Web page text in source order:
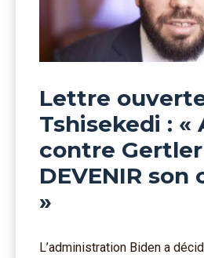
Lettre
Tshisekedi : «
contre
DEVENIR son
»
L’administration Biden a